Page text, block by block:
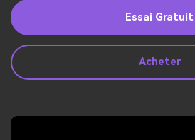
Essai
Guide Parental
Essai Gratuit
Acheter